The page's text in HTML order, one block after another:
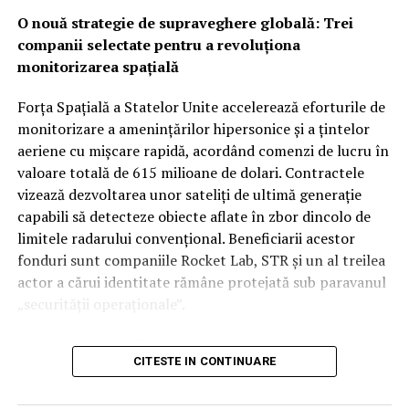
Nu orice durere impune automat un RMN. De multe ori,
medicul începe cu un consult clinic, o ecografie sau o
radiografie, în funcție de simptome. RMN-ul devine util
atunci când este nevoie de o imagine mai detaliată sau
când simptomele persistă. Investigația poate fi indicată
dacă apar:
dureri care nu se ameliorează după tratament;
amorțeli, furnicături sau slăbiciune musculară;
traumatisme sportive cu suspiciune de ruptură;
dureri de cap atipice sau simptome neurologice;
suspiciuni inflamatorii, tumorale sau
De exemplu, în cazul unei dureri lombare care coboară
pe picior, RMN-ul poate arăta dacă un disc
O nouă strategie de supraveghere globală: Trei
companii selectate pentru a revoluționa
monitorizarea spațială
Forța Spațială a Statelor Unite accelerează eforturile de
monitorizare a amenințărilor hipersonice și a țintelor
aeriene cu mișcare rapidă, acordând comenzi de lucru în
valoare totală de 615 milioane de dolari. Contractele
vizează dezvoltarea unor sateliți de ultimă generație
capabili să detecteze obiecte aflate în zbor dincolo de
limitele radarului convențional. Beneficiarii acestor
fonduri sunt companiile Rocket Lab, STR și un al treilea
actor a cărui identitate rămâne protejată sub paravanul
„securității operaționale”.
Această rundă de finanțare reprezintă o etapă esențială
în programul SB-AMTI (Space-Based Airborne Moving
CITESTE IN CONTINUARE